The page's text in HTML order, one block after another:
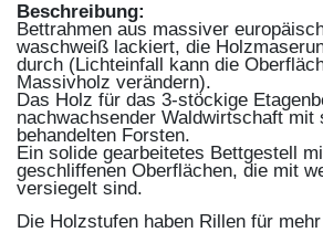
Beschreibung:
Bettrahmen aus massiver
waschweiß lackiert, die
durch (Lichteinfall kann die
Massivholz verändern).
Das Holz für das 3-stöckige
nachwachsender Waldwirtschaft mit
behandelten Forsten.
Ein solide gearbeitetes Bettgestell
geschliffenen Oberflächen, die mit
versiegelt sind.
Die Holzstufen haben Rillen für